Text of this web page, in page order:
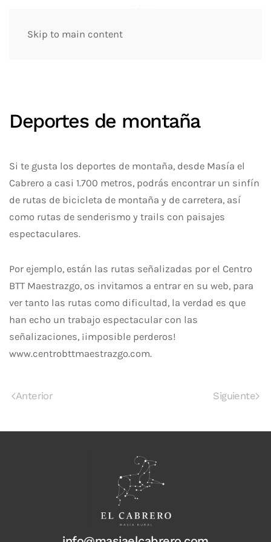
Skip to main content
Deportes de montaña
Si te gusta los deportes de montaña, desde Masía el
Cabrero a casi 1.700 metros, podrás encontrar un sinfín
de rutas de bicicleta de montaña y de carretera, así
como rutas de senderismo y trails con paisajes
espectaculares.
Por ejemplo, están las rutas señalizadas por el Centro
BTT Maestrazgo, os invitamos a entrar en su web, para
ver tanto las rutas como dificultad, la verdad es que
han echo un trabajo espectacular con las
señalizaciones, ¡imposible perderos!
www.centrobttmaestrazgo.com.
Anterior Siguiente